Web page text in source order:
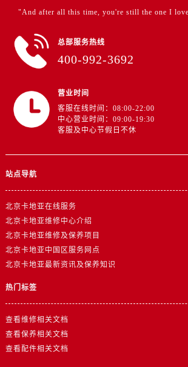
"And after all this time, you're still the one I
总部服务热线
400-992-3692
营业时间
客服在线时间：08:00-22:00
中心营业时间：09:00-19:30
客服及中心节假日不休
站点导航
北京卡地亚在线服务
北京卡地亚维修中心介绍
北京卡地亚维修及保养项目
北京卡地亚中国区服务网点
北京卡地亚最新资讯及保养知识
热门标签
查看维修相关文档
查看保养相关文档
查看配件相关文档